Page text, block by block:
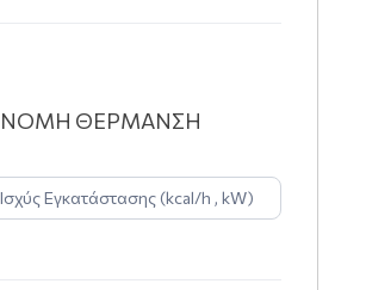
ΘΕΡΜΑΝΣΗ